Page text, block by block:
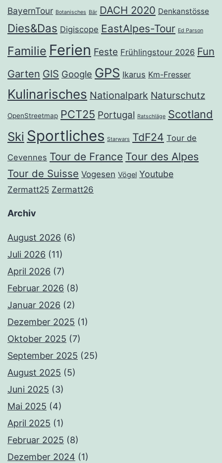
BayernTour Botanisches Bär DACH 2020 Denkanstösse
Dies&Das Digiscope EastAlpes-Tour Ed Parson
Familie Ferien Feste Frühlingstour 2026 Fun
Garten GIS Google GPS Ikarus Km-Fresser
Kulinarisches Nationalpark Naturschutz
OpenStreetmap PCT25 Portugal Ratschläge Scotland
Ski Sportliches Starwars TdF24 Tour de
Cevennes Tour de France Tour des Alpes
Tour de Suisse Vogesen Vögel Youtube
Zermatt25 Zermatt26
Archiv
August 2026 (6)
Juli 2026 (11)
April 2026 (7)
Februar 2026 (8)
Januar 2026 (2)
Dezember 2025 (1)
Oktober 2025 (7)
September 2025 (25)
August 2025 (5)
Juni 2025 (3)
Mai 2025 (4)
April 2025 (1)
Februar 2025 (8)
Dezember 2024 (1)